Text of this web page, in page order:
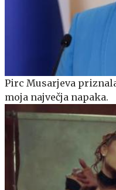
Pirc Musarjeva
moja največja napaka.